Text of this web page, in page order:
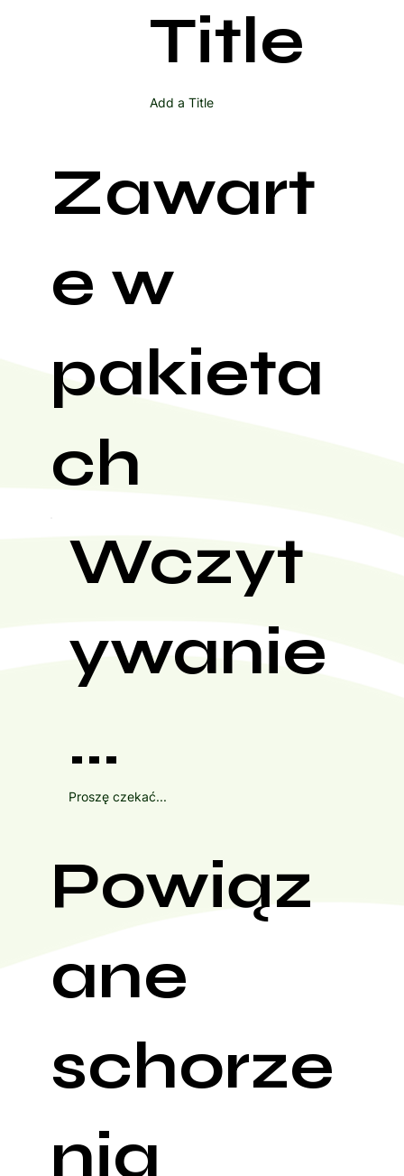
Title
Add a Title
Zawart
e w
pakieta
ch
Wczyt
ywanie
...
Proszę czekać...
Powiąz
ane
schorze
nia